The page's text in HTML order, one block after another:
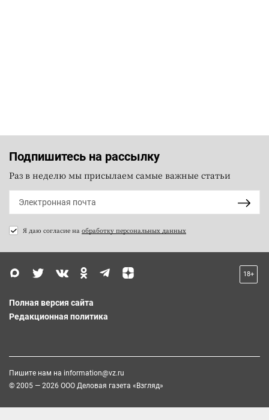
Подпишитесь на рассылку
Раз в неделю мы присылаем самые важные статьи
Я даю согласие на обработку персональных данных
18+
Полная версия сайта
Редакционная политика
Пишите нам на information@vz.ru
© 2005 — 2026 ООО Деловая газета «Взгляд»